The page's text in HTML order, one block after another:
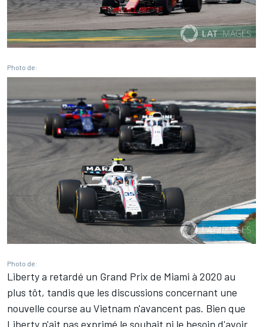
Photo de:
Photo de:
Liberty a retardé un Grand Prix de Miami à 2020 au
plus tôt, tandis que les discussions concernant une
nouvelle course au Vietnam n'avancent pas. Bien que
Liberty n'ait pas exprimé le souhait ni le besoin d'avoir